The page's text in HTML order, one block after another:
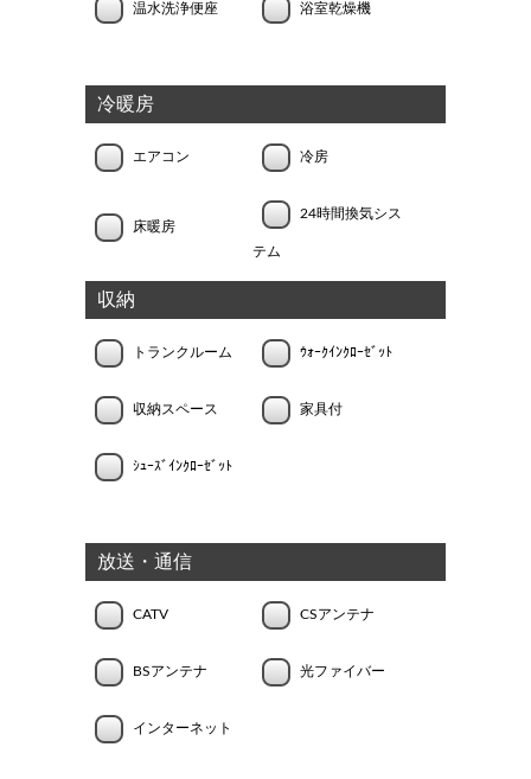
温水洗浄便座 浴室乾燥機
冷暖房
エアコン 冷房
床暖房
24時間換気シス
テム
収納
トランクルーム ｳｫｰｸｲﾝｸﾛｰｾﾞｯﾄ
収納スペース 家具付
ｼｭｰｽﾞｲﾝｸﾛｰｾﾞｯﾄ
放送・通信
CATV CSアンテナ
BSアンテナ 光ファイバー
インターネット